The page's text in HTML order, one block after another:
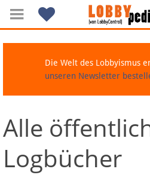
Navigation
Über Lobbypedia
Die Welt des Lobbyismus
unseren Newsletter
Alle
Logbücher